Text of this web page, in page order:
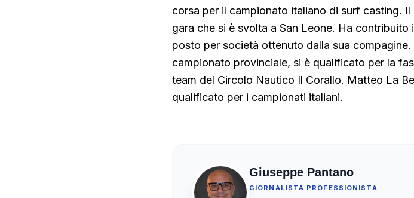
corsa per il campionato italiano di surf casting.
gara che si è svolta a San Leone. Ha contribuito
posto per società ottenuto dalla sua
campionato provinciale, si è qualificato per la
team del Circolo Nautico Il Corallo. Matteo La
qualificato per i campionati italiani.
Giuseppe Pantano
GIORNALISTA PROFESSIONISTA